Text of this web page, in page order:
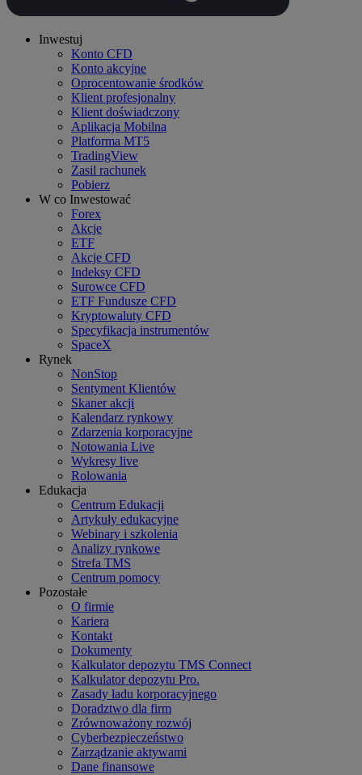
Inwestuj
Konto CFD
Konto akcyjne
Oprocentowanie środków
Klient profesjonalny
Klient doświadczony
Aplikacja Mobilna
Platforma MT5
TradingView
Zasil rachunek
Pobierz
W co Inwestować
Forex
Akcje
ETF
Akcje CFD
Indeksy CFD
Surowce CFD
ETF Fundusze CFD
Kryptowaluty CFD
Specyfikacja instrumentów
SpaceX
Rynek
NonStop
Sentyment Klientów
Skaner akcji
Kalendarz rynkowy
Zdarzenia korporacyjne
Notowania Live
Wykresy live
Rolowania
Edukacja
Centrum Edukacji
Artykuły edukacyjne
Webinary i szkolenia
Analizy rynkowe
Strefa TMS
Centrum pomocy
Pozostałe
O firmie
Kariera
Kontakt
Dokumenty
Kalkulator depozytu TMS Connect
Kalkulator depozytu Pro.
Zasady ładu korporacyjnego
Doradztwo dla firm
Zrównoważony rozwój
Cyberbezpieczeństwo
Zarządzanie aktywami
Dane finansowe